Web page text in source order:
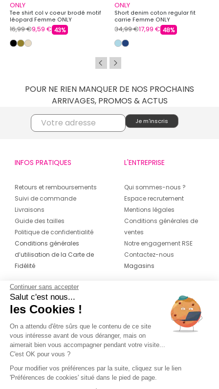
ONLY
Tee shirt col v coeur brodé motif
léopard Femme ONLY
16,99 €9,59 € 43%
ONLY
Short denim coton regular fit
carrie Femme ONLY
34,99 €17,99 € 48%
POUR NE RIEN MANQUER DE NOS PROCHAINS
ARRIVAGES, PROMOS & ACTUS
INFOS PRATIQUES
Retours et remboursements
Suivi de commande
Livraisons
Guide des tailles
Politique de confidentialité
Conditions générales
d’utilisation de la Carte de
Fidélité
L'ENTREPRISE
Qui sommes-nous ?
Espace recrutement
Mentions légales
Conditions générales de
ventes
Notre engagement RSE
Contactez-nous
Magasins
CONTACT
04 42 20 78 42
Du lundi au jeudi de 8h30 à 16h30 & le
vendredi de 8h30 à 15h30
Continuer sans accepter
Salut c'est nous...
les Cookies !
On a attendu d'être sûrs que le contenu de ce site
vous intéresse avant de vous déranger, mais on
aimerait bien vous accompagner pendant votre visite...
C'est OK pour vous ?
Pour modifier vos préférences par la suite, cliquez sur le lien
'Préférences de cookies' situé dans le pied de page.